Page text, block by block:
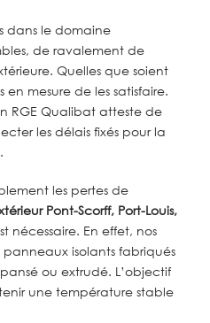
dans le domaine
de ravalement de
Quelles que soient
en mesure de les satisfaire.
RGE Qualibat atteste de
les délais fixés pour la
les pertes de
Pont-Scorff, Port-Louis,
nécessaire. En effet, nos
panneaux isolants fabriqués
ou extrudé. L’objectif
une température stable